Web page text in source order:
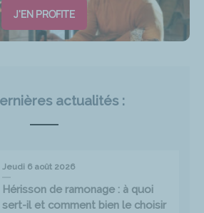
J'EN PROFITE
actualités :
Jeudi 6 août 2026
Hérisson de ramonage : à quoi
sert-il et comment bien le choisir